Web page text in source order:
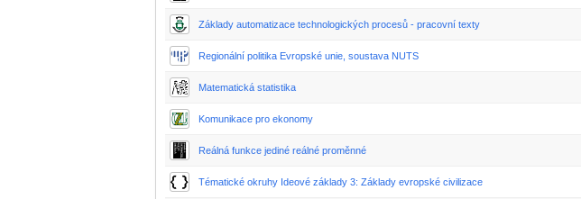
Základy automatizace technologických procesů - pracovní texty
Regionální politika Evropské unie, soustava NUTS
Matematická statistika
Komunikace pro ekonomy
Reálná funkce jediné reálné proměnné
Tématické okruhy Ideové základy 3: Základy evropské civilizace